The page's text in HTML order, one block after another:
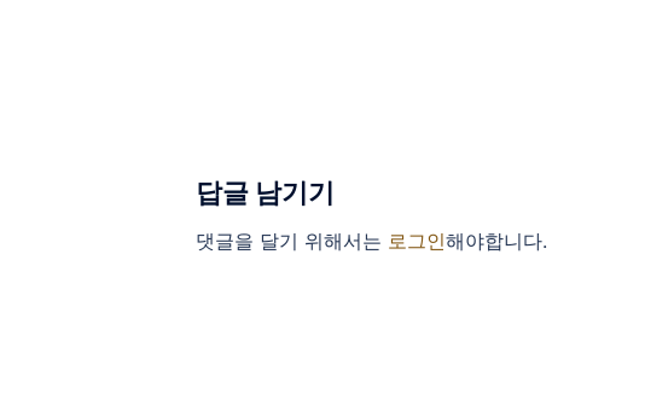
답글 남기기
댓글을 달기 위해서는 로그인해야합니다.